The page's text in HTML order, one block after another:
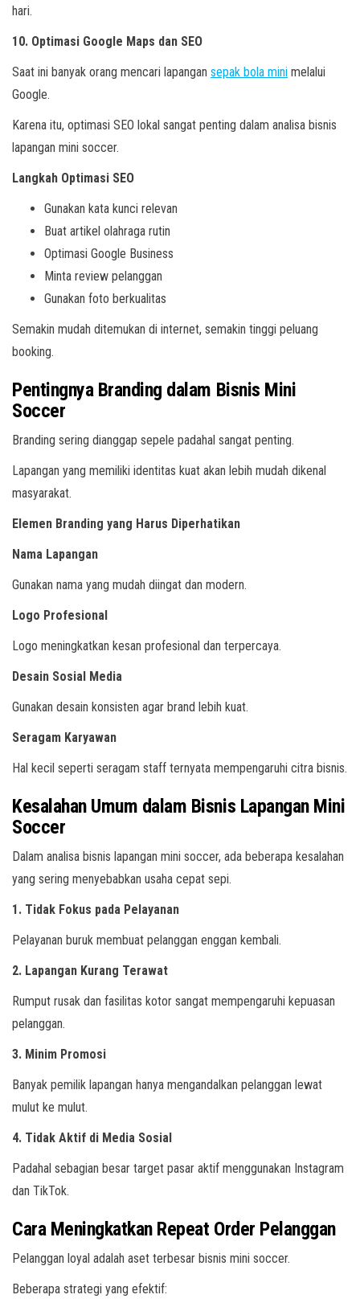
hari.
10. Optimasi Google Maps dan SEO
Saat ini banyak orang mencari lapangan sepak bola mini melalui
Google.
Karena itu, optimasi SEO lokal sangat penting dalam analisa bisnis
lapangan mini soccer.
Langkah Optimasi SEO
Gunakan kata kunci relevan
Buat artikel olahraga rutin
Optimasi Google Business
Minta review pelanggan
Gunakan foto berkualitas
Semakin mudah ditemukan di internet, semakin tinggi peluang
booking.
Pentingnya Branding dalam Bisnis Mini
Soccer
Branding sering dianggap sepele padahal sangat penting.
Lapangan yang memiliki identitas kuat akan lebih mudah dikenal
masyarakat.
Elemen Branding yang Harus Diperhatikan
Nama Lapangan
Gunakan nama yang mudah diingat dan modern.
Logo Profesional
Logo meningkatkan kesan profesional dan terpercaya.
Desain Sosial Media
Gunakan desain konsisten agar brand lebih kuat.
Seragam Karyawan
Hal kecil seperti seragam staff ternyata mempengaruhi citra bisnis.
Kesalahan Umum dalam Bisnis Lapangan Mini
Soccer
Dalam analisa bisnis lapangan mini soccer, ada beberapa kesalahan
yang sering menyebabkan usaha cepat sepi.
1. Tidak Fokus pada Pelayanan
Pelayanan buruk membuat pelanggan enggan kembali.
2. Lapangan Kurang Terawat
Rumput rusak dan fasilitas kotor sangat mempengaruhi kepuasan
pelanggan.
3. Minim Promosi
Banyak pemilik lapangan hanya mengandalkan pelanggan lewat
mulut ke mulut.
4. Tidak Aktif di Media Sosial
Padahal sebagian besar target pasar aktif menggunakan Instagram
dan TikTok.
Cara Meningkatkan Repeat Order Pelanggan
Pelanggan loyal adalah aset terbesar bisnis mini soccer.
Beberapa strategi yang efektif: